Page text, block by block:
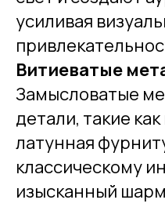
усиливая
Витиеватые
Замысловатые
детали, такие
латунная
классическому
изысканный